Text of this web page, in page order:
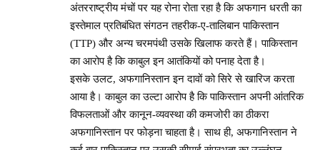
अंतरराष्ट्रीय मंचों पर यह रोना रोता रहा है कि अफगान धरती का
इस्तेमाल प्रतिबंधित संगठन तहरीक-ए-तालिबान पाकिस्तान
(TTP) और अन्य चरमपंथी उसके खिलाफ करते हैं। पाकिस्तान
का आरोप है कि काबुल इन आतंकियों को पनाह देता है।
इसके उलट, अफगानिस्तान इन दावों को सिरे से खारिज करता
आया है। काबुल का उल्टा आरोप है कि पाकिस्तान अपनी आंतरिक
विफलताओं और कानून-व्यवस्था की कमजोरी का ठीकरा
अफगानिस्तान पर फोड़ना चाहता है। साथ ही, अफगानिस्तान ने